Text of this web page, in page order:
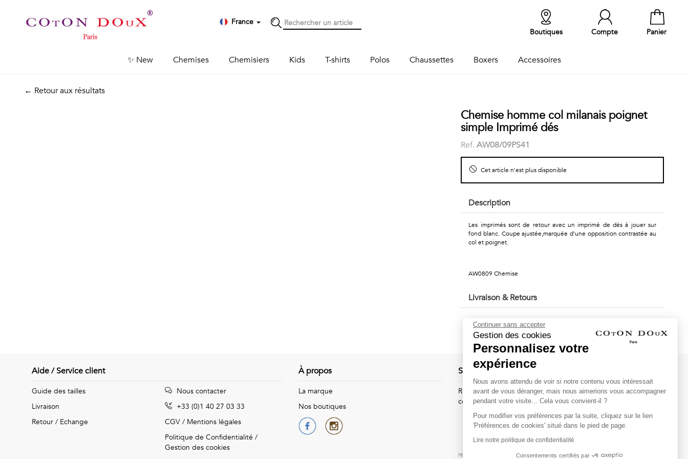
France
Panier
Compte
Boutiques
✨ New Chemises Chemisiers Kids T-shirts Polos Chaussettes Boxers Accessoires
← Retour aux résultats
Chemise homme col milanais poignet
simple Imprimé dés
Ref.AW08/09PS41
Cet article n'est plus disponible
Description
Les imprimés sont de retour avec un imprimé de dés à jouer sur
fond blanc. Coupe ajustée,marquée d'une opposition contrastée au
col et poignet.
AW0809 Chemise
Livraison & Retours
Aide / Service client
Guide des tailles
Livraison
Retour / Echange
Nous contacter
+33 (0)1 40 27 03 33
CGV / Mentions légales
Politique de Confidentialité /
Gestion des cookies
À propos
La marque
Nos boutiques
Suivez-nous !
Recevez par email l'actualité de Coton Doux : nouvelles
collections, remises spéciales et ventes privées...
OK
reCAPTCHA and the Google
Continuer sans accepter
Gestion des cookies
Personnalisez votre
expérience
Nous avons attendu de voir si notre contenu vous intéressait
avant de vous déranger, mais nous aimerions vous accompagner
pendant votre visite... Cela vous convient-il ?
Pour modifier vos préférences par la suite, cliquez sur le lien
'Préférences de cookies' situé dans le pied de page.
Lire notre politique de confidentialité
Consentements certifiés par